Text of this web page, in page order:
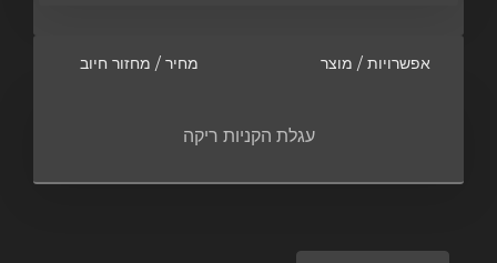
אפשרויות / מוצר מחיר / מחזור חיוב
עגלת הקניות ריקה